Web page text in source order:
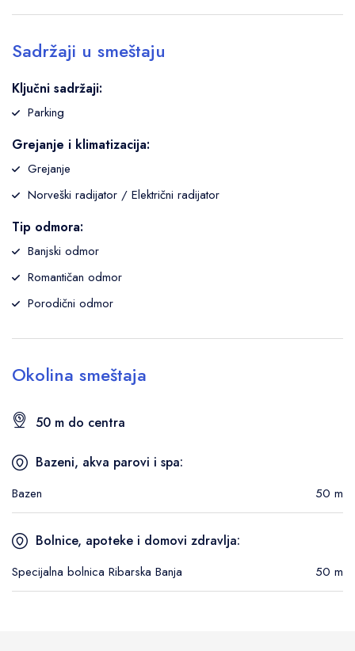
Sadržaji u smeštaju
Ključni sadržaji:
Parking
Grejanje i klimatizacija:
Grejanje
Norveški radijator / Električni radijator
Tip odmora:
Banjski odmor
Romantičan odmor
Porodični odmor
Okolina smeštaja
50 m do centra
Bazeni, akva parovi i spa:
Bazen 50 m
Bolnice, apoteke i domovi zdravlja:
Specijalna bolnica Ribarska Banja 50 m